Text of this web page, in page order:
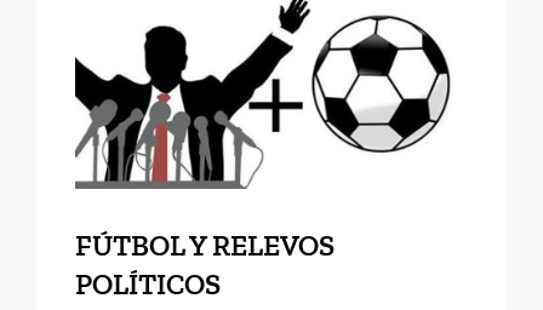
FÚTBOL Y RELEVOS
POLÍTICOS
FÚTBOL Y RELEVOS
POLÍTICOS